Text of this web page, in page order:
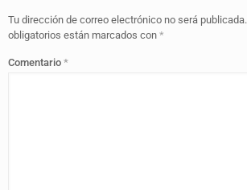
Tu dirección de correo electrónico no será publicada.
obligatorios están marcados con *
Comentario *